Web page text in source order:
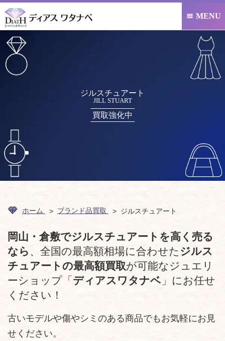
 MENU
ジルスチュアート
JILL STUART
買取強化中
ホーム ブランド品買取 ジルスチュアート
岡山・倉敷でジルスチュアートを高く売る
なら 、全国の最高額相場に合わせた ジルス
チュアートの最高額買取が可能なジュエリ
ーショップ「 ディアスワタナベ 」にお任せ
ください！
古いモデルや傷やシミのある商品でもお気軽にお見
せください。